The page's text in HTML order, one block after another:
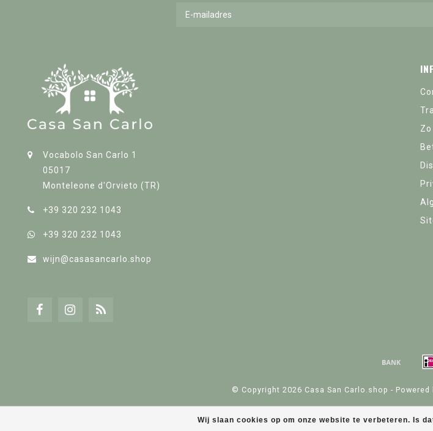
Wij slaan cookies op om onze website te verbeteren. Is
Vocabolo San Carlo 1
05017
Monteleone d'Orvieto (TR)
+39 320 232 1043
+39 320 232 1043
wijn@casasancarlo.shop
© Copyright 2026 Casa San Carlo.shop - Powered